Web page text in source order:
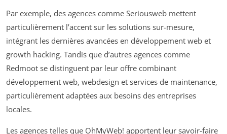
Par exemple, des agences comme Seriousweb mettent
particulièrement l’accent sur les solutions sur-mesure,
intégrant les dernières avancées en développement web et
growth hacking. Tandis que d’autres agences comme
Redmoot se distinguent par leur offre combinant
développement web, webdesign et services de maintenance,
particulièrement adaptées aux besoins des entreprises
locales.
Les agences telles que OhMyWeb! apportent leur savoir-faire